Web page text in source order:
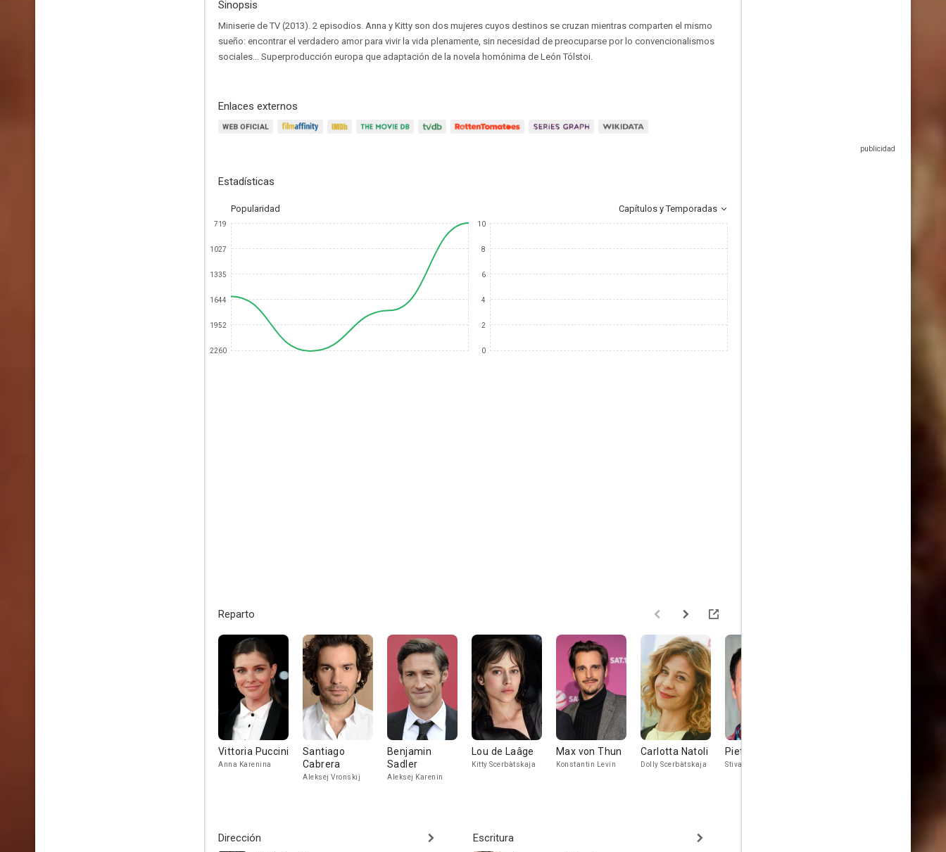
Sinopsis
Miniserie de TV (2013). 2 episodios. Anna y Kitty son dos mujeres cuyos destinos se cruzan mientras comparten el mismo
sueño: encontrar el verdadero amor para vivir la vida plenamente, sin necesidad de preocuparse por lo convencionalismos
sociales... Superproducción europa que adaptación de la novela homónima de León Tólstoi.
Enlaces externos
Estadísticas
Popularidad Capítulos y Temporadas
719
1027
1335
1644
1952
2260
10
8
6
4
2
0
Reparto
Vittoria Puccini
Anna Karenina
Santiago
Cabrera
Aleksej Vronskij
Benjamin
Sadler
Aleksej Karenin
Lou de Laâge
Kitty Scerbàtskaja
Max von Thun
Konstantin Levin
Carlotta Natoli
Dolly Scerbàtskaja
Pietro Sermonti
Stiva
Dirección
Escritura